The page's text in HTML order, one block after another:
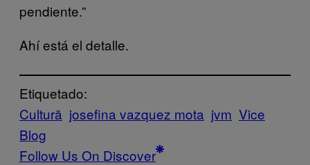
pendiente.”
Ahí está el detalle.
Etiquetado:
Cultură josefina vazquez mota jvm Vice
Blog
Follow Us On Discover